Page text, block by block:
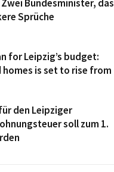
Bundesminister, das
Sprüche
for Leipzig’s budget:
is set to rise from
den Leipziger
soll zum 1.